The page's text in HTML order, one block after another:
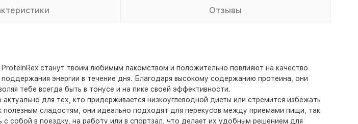
Отзывы
станут твоим любимым лакомством и положительно повлияют на качество
энергии в течение дня. Благодаря высокому содержанию протеина, они
тебе всегда быть в тонусе и на пике своей эффективности.
для тех, кто придерживается низкоуглеводной диеты или стремится избежать
полезным сладостям, они идеально подходят для перекусов между приемами пищи, так
собой в поездку, на работу или в спортзал, что делает их удобным решением для